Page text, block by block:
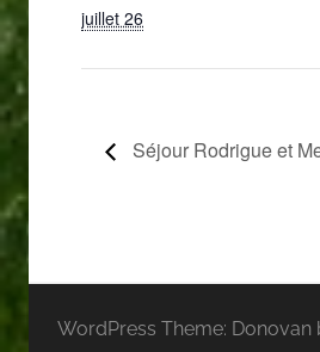
juillet 26
Séjour Rodrigue et
WordPress Theme: Donovan